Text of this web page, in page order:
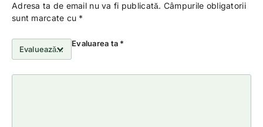
Adresa ta de email nu va fi publicată. Câmpurile obligatorii
sunt marcate cu *
Evaluarea ta *